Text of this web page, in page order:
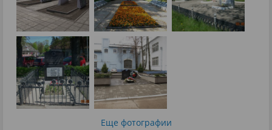
Еще фотографии